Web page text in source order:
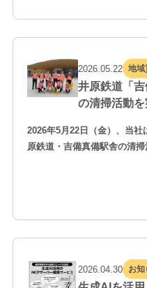
2026.05.22 地域
井原鉄道「
の清掃活動
2026年5月22日（金）、当
原鉄道・吉備真備駅舎の清
区域においても清掃を行い
ました。駅舎の美化活動に
2026.04.30 お知